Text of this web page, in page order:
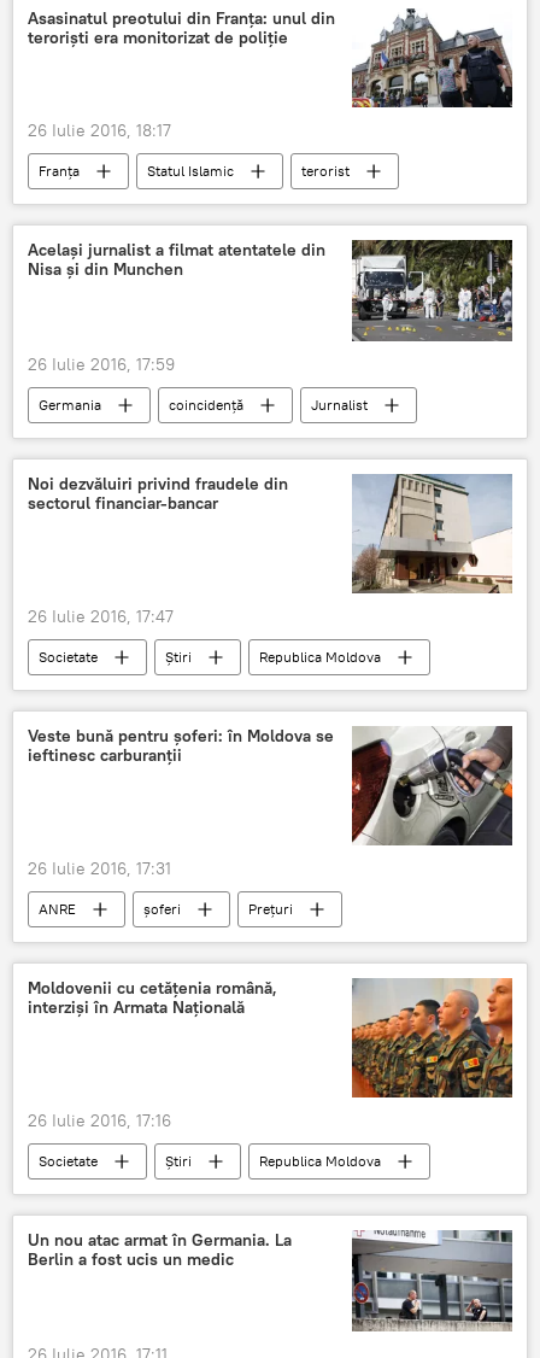
miniştri
Pavel Filip moţiune
Asasinatul preotului din Franța: unul din
teroriști era monitorizat de poliție
26 Iulie 2016, 18:17
Franța Statul Islamic
terorist
Atac
Atacatori
Același jurnalist a filmat atentatele din
Nisa și din Munchen
26 Iulie 2016, 17:59
Germania coincidență
Jurnalist
Atac terorist
Nisa Munchen
Noi dezvăluiri privind fraudele din
sectorul financiar-bancar
26 Iulie 2016, 17:47
Societate Știri
Republica Moldova
fraude bancare
CNA
Procuratura Anticorupţie
Moldova
Veste bună pentru șoferi: în Moldova se
ieftinesc carburanții
26 Iulie 2016, 17:31
ANRE șoferi
Prețuri
Ieftinire
carburanți
motorină
Benzină
Moldovenii cu cetăţenia română,
interzişi în Armata Naţională
26 Iulie 2016, 17:16
Societate Știri
Republica Moldova
Moldova
admitere
militari prin contract
cetăţenie dublă
Un nou atac armat în Germania. La
Berlin a fost ucis un medic